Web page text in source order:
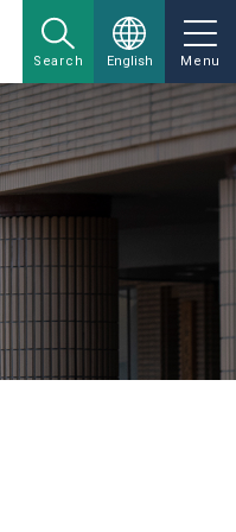
Search English Menu